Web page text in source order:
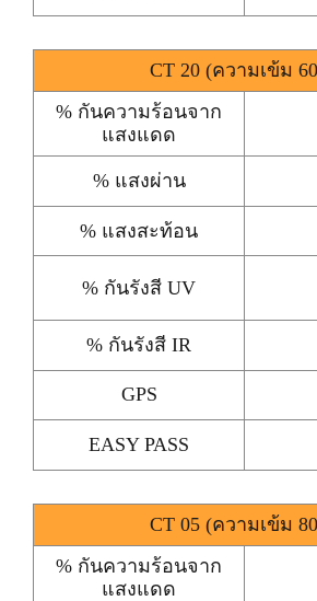
CT 20 (ความเข้ม
% กันความร้อนจาก
แสงแดด
% แสงผ่าน
% แสงสะท้อน
% กันรังสี UV
% กันรังสี IR
GPS
EASY PASS
CT 05 (ความเข้ม
% กันความร้อนจาก
แสงแดด